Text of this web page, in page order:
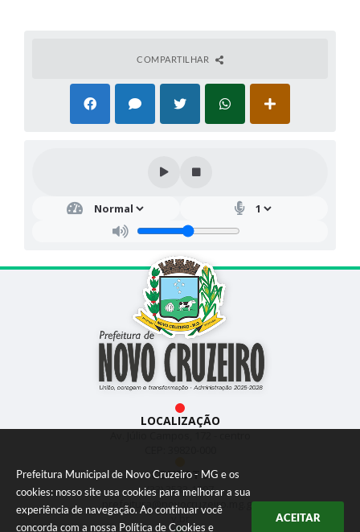
Prefeitura Municipal de Novo Cruzeiro - MG e os
cookies: nosso site usa cookies para melhorar a sua
experiência de navegação. Ao continuar você
concorda com a nossa Política de Cookies e
ACEITAR
COMPARTILHAR
LOCALIZAÇÃO
CONTATO
(33) 3533-1897
prefeitura@novocruzeiro.mg.go
v.br